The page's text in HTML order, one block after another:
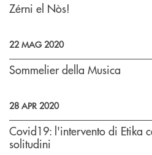
Zérni el Nòs!
22 MAG 2020
Sommelier della Musica
28 APR 2020
Covid19: l'intervento di Etika
solitudini